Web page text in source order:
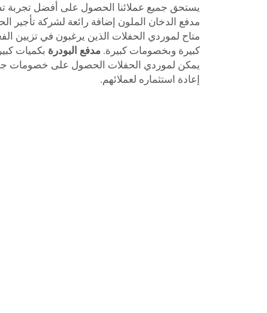
يستحق جميع عملائنا الحصول على أفضل تجربة
مدفع الدخان الملون إضافة رائعة لشركة تأجير
متاح لموردي الحفلات الذين يرغبون في تزيين
كبيرة وبخصومات كبيرة. مدفع البودرة بكميات
يمكن لموردي الحفلات الحصول على خصومات
إعادة استثماره لعملائهم.